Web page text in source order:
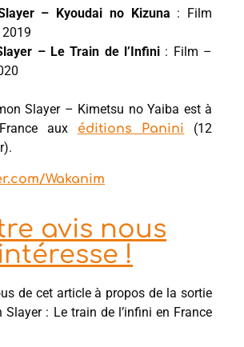
– Kyoudai no Kizuna : Film
– Le Train de l’Infini : Film –
Slayer – Kimetsu no Yaiba est à
aux
éditions Panini
(12
Wakanim
avis nous
!
de cet article à propos de la sortie
: Le train de l’infini en France